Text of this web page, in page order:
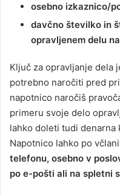
osebno izkaznico/
davčno številko in
opravljenem delu
Ključ za opravljanje dela
potrebno naročiti pred
napotnico naročiš
primeru svoje delo
lahko doleti tudi denarna
Napotnico lahko po
telefonu, osebno v
po e-pošti ali na spletni